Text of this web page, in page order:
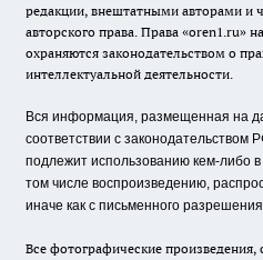
редакции, внештатными авторами и
авторского права. Права «oren1.ru»
охраняются законодательством о
интеллектуальной деятельности.
Вся информация, размещенная на
соответствии с законодательством
подлежит использованию кем-либо
том числе воспроизведению,
иначе как с письменного
Все фотографические